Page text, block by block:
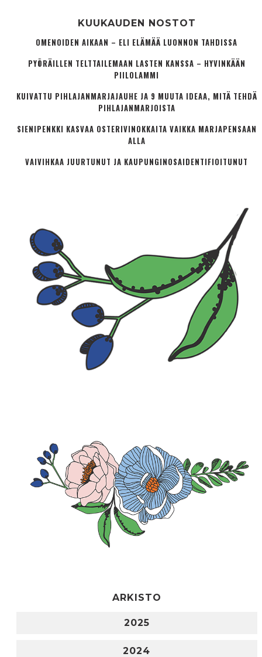
KUUKAUDEN NOSTOT
OMENOIDEN AIKAAN – ELI ELÄMÄÄ LUONNON TAHDISSA
PYÖRÄILLEN TELTTAILEMAAN LASTEN KANSSA – HYVINKÄÄN
PIILOLAMMI
KUIVATTU PIHLAJANMARJAJAUHE JA 9 MUUTA IDEAA, MITÄ TEHDÄ
PIHLAJANMARJOISTA
SIENIPENKKI KASVAA OSTERIVINOKKAITA VAIKKA MARJAPENSAAN
ALLA
VAIVIHKAA JUURTUNUT JA KAUPUNGINOSA­IDENTIFIOITUNUT
ARKISTO
2025
2024